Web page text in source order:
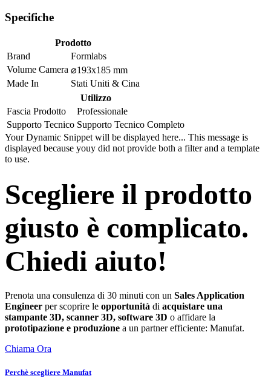
Specifiche
Prodotto
Brand
Formlabs
Volume Camera ⌀193x185 mm
Made In
Stati Uniti & Cina
Utilizzo
Fascia Prodotto
Professionale
Supporto Tecnico Supporto Tecnico Completo
Your Dynamic Snippet will be displayed here... This message is
displayed because youy did not provide both a filter and a template
to use.
Scegliere il prodotto
giusto è complicato.
Chiedi aiuto!
Prenota una consulenza di 30 minuti con un Sales Application
Engineer per scoprire le opportunità di acquistare una
stampante 3D, scanner 3D, software 3D o affidare la
prototipazione e produzione a un partner efficiente: Manufat.
Chiama Ora
Perchè scegliere Manufat